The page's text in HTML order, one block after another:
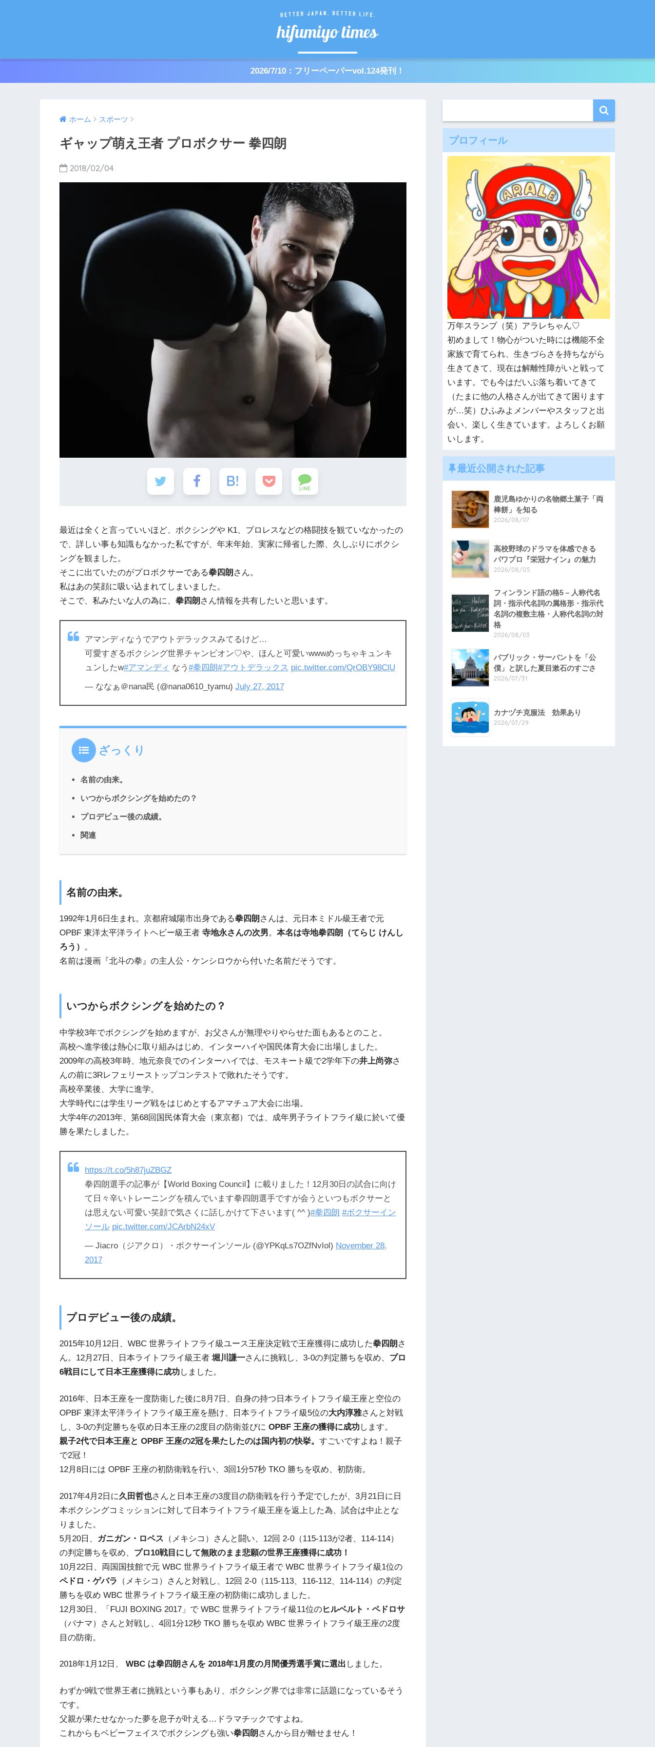
2026/7/10：フリーペーパーvol.124発刊！
ホーム スポーツ
ギャップ萌え王者 プロボクサー 拳四朗
2018/02/04
LINE
最近は全くと言っていいほど、ボクシングや K1、プロレスなどの格闘技を観ていなかったの
で、詳しい事も知識もなかった私ですが、年末年始、実家に帰省した際、久しぶりにボクシ
ングを観ました。
そこに出ていたのがプロボクサーである拳四朗 さん。
私はあの笑顔に吸い込まれてしまいました。
そこで、私みたいな人の為に、 拳四朗 さん情報を共有したいと思います。
アマンディなうでアウトデラックスみてるけど…
可愛すぎるボクシング世界チャンピオン♡や、ほんと可愛いwwwめっちゃキュンキ
ュンしたw#アマンディ なう #拳四朗#アウトデラックス pic.twitter.com/QrOBY98ClU
— ななぁ＠nana民 (@nana0610_tyamu) July 27, 2017
ざっくり
名前の由来。
いつからボクシングを始めたの？
プロデビュー後の成績。
関連
名前の由来。
1992年1月6日生まれ。京都府城陽市出身である拳四朗 さんは、元日本ミドル級王者で元
OPBF 東洋太平洋ライトヘビー級王者 寺地永さんの次男。 本名は寺地拳四朗（てらじ けんし
ろう） 。
名前は漫画『北斗の拳』の主人公・ケンシロウから付いた名前だそうです。
いつからボクシングを始めたの？
中学校3年でボクシングを始めますが、お父さんが無理やりやらせた面もあるとのこと。
高校へ進学後は熱心に取り組みはじめ、インターハイや国民体育大会に出場しました。
2009年の高校3年時、地元奈良でのインターハイでは、モスキート級で2学年下の井上尚弥さ
んの前に3Rレフェリーストップコンテストで敗れたそうです。
高校卒業後、大学に進学。
大学時代には学生リーグ戦をはじめとするアマチュア大会に出場。
大学4年の2013年、第68回国民体育大会（東京都）では、成年男子ライトフライ級に於いて優
勝を果たしました。
https://t.co/5h87juZBGZ
拳四朗選手の記事が【World Boxing Council】に載りました！12月30日の試合に向け
て日々辛いトレーニングを積んでいます拳四朗選手ですが会うといつもボクサーと
は思えない可愛い笑顔で気さくに話しかけて下さいます( ^^ )#拳四朗 #ボクサーイン
ソール pic.twitter.com/JCArbN24xV
— Jiacro（ジアクロ）・ボクサーインソール (@YPKqLs7OZfNvIol) November 28,
2017
プロデビュー後の成績。
2015年10月12日、WBC 世界ライトフライ級ユース王座決定戦で王座獲得に成功した拳四朗 さ
ん。12月27日、日本ライトフライ級王者 堀川謙一さんに挑戦し、3-0の判定勝ちを収め、 プロ
6戦目にして日本王座獲得に成功しました。
2016年、日本王座を一度防衛した後に8月7日、自身の持つ日本ライトフライ級王座と空位の
OPBF 東洋太平洋ライトフライ級王座を懸け、日本ライトフライ級5位の大内淳雅さんと対戦
し、3-0の判定勝ちを収め日本王座の2度目の防衛並びに OPBF 王座の獲得に成功します。
親子2代で日本王座と OPBF 王座の2冠を果たしたのは国内初の快挙。 すごいですよね！親子
で2冠！
12月8日には OPBF 王座の初防衛戦を行い、3回1分57秒 TKO 勝ちを収め、初防衛。
2017年4月2日に久田哲也さんと日本王座の3度目の防衛戦を行う予定でしたが、3月21日に日
本ボクシングコミッションに対して日本ライトフライ級王座を返上した為、試合は中止とな
りました。
5月20日、
ガニガン・ロペス （メキシコ）さんと闘い、12回 2-0（115-113が2者、114-114）
の判定勝ちを収め、 プロ10戦目にして無敗のまま悲願の世界王座獲得に成功！
10月22日、両国国技館で元 WBC 世界ライトフライ級王者で WBC 世界ライトフライ級1位の
ペドロ・ゲバラ
（メキシコ）さんと対戦し、12回 2-0（115-113、116-112、114-114）の判定
勝ちを収め WBC 世界ライトフライ級王座の初防衛に成功しました。
12月30日、「FUJI BOXING 2017」で WBC 世界ライトフライ級11位のヒルベルト・ペドロサ
（パナマ）さんと対戦し、4回1分12秒 TKO 勝ちを収め WBC 世界ライトフライ級王座の2度
目の防衛。
2018年1月12日、 WBC は拳四朗さんを 2018年1月度の月間優秀選手賞に選出 しました。
わずか9戦で世界王者に挑戦という事もあり、ボクシング界では非常に話題になっているそう
です。
父親が果たせなかった夢を息子が叶える…ドラマチックですよね。
これからもベビーフェイスでボクシングも強い拳四朗 さんから目が離せません！
プロフィール
万年スランプ（笑）アラレちゃん♡
初めまして！物心がついた時には機能不全
家族で育てられ、生きづらさを持ちながら
生きてきて、現在は解離性障がいと戦って
います。でも今はだいぶ落ち着いてきて
（たまに他の人格さんが出てきて困ります
が…笑）ひふみよメンバーやスタッフと出
会い、楽しく生きています。よろしくお願
いします。
最近公開された記事
鹿児島ゆかりの名物郷土菓子「両
棒餅」を知る
2026/08/07
高校野球のドラマを体感できる
パワプロ『栄冠ナイン』の魅力
2026/08/05
フィンランド語の格5 – 人称代名
詞・指示代名詞の属格形・指示代
名詞の複数主格・人称代名詞の対
格
2026/08/03
パブリック・サーバントを「公
僕」と訳した夏目漱石のすごさ
2026/07/31
カナヅチ克服法 効果あり
2026/07/29